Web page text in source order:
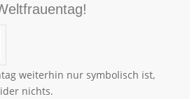
weiterhin nur symbolisch ist,
nichts.